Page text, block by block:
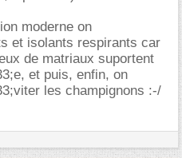
moderne on
et isolants respirants car
de matriaux suportent
et puis, enfin, on
les champignons :-/